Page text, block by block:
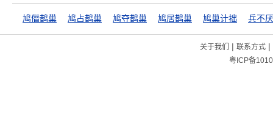
鸠僭鹊巢 鸠占鹊巢 鸠夺鹊巢 鸠居鹊巢 鸠巢计拙 兵不
关于我们 | 联系方式|
粤ICP备